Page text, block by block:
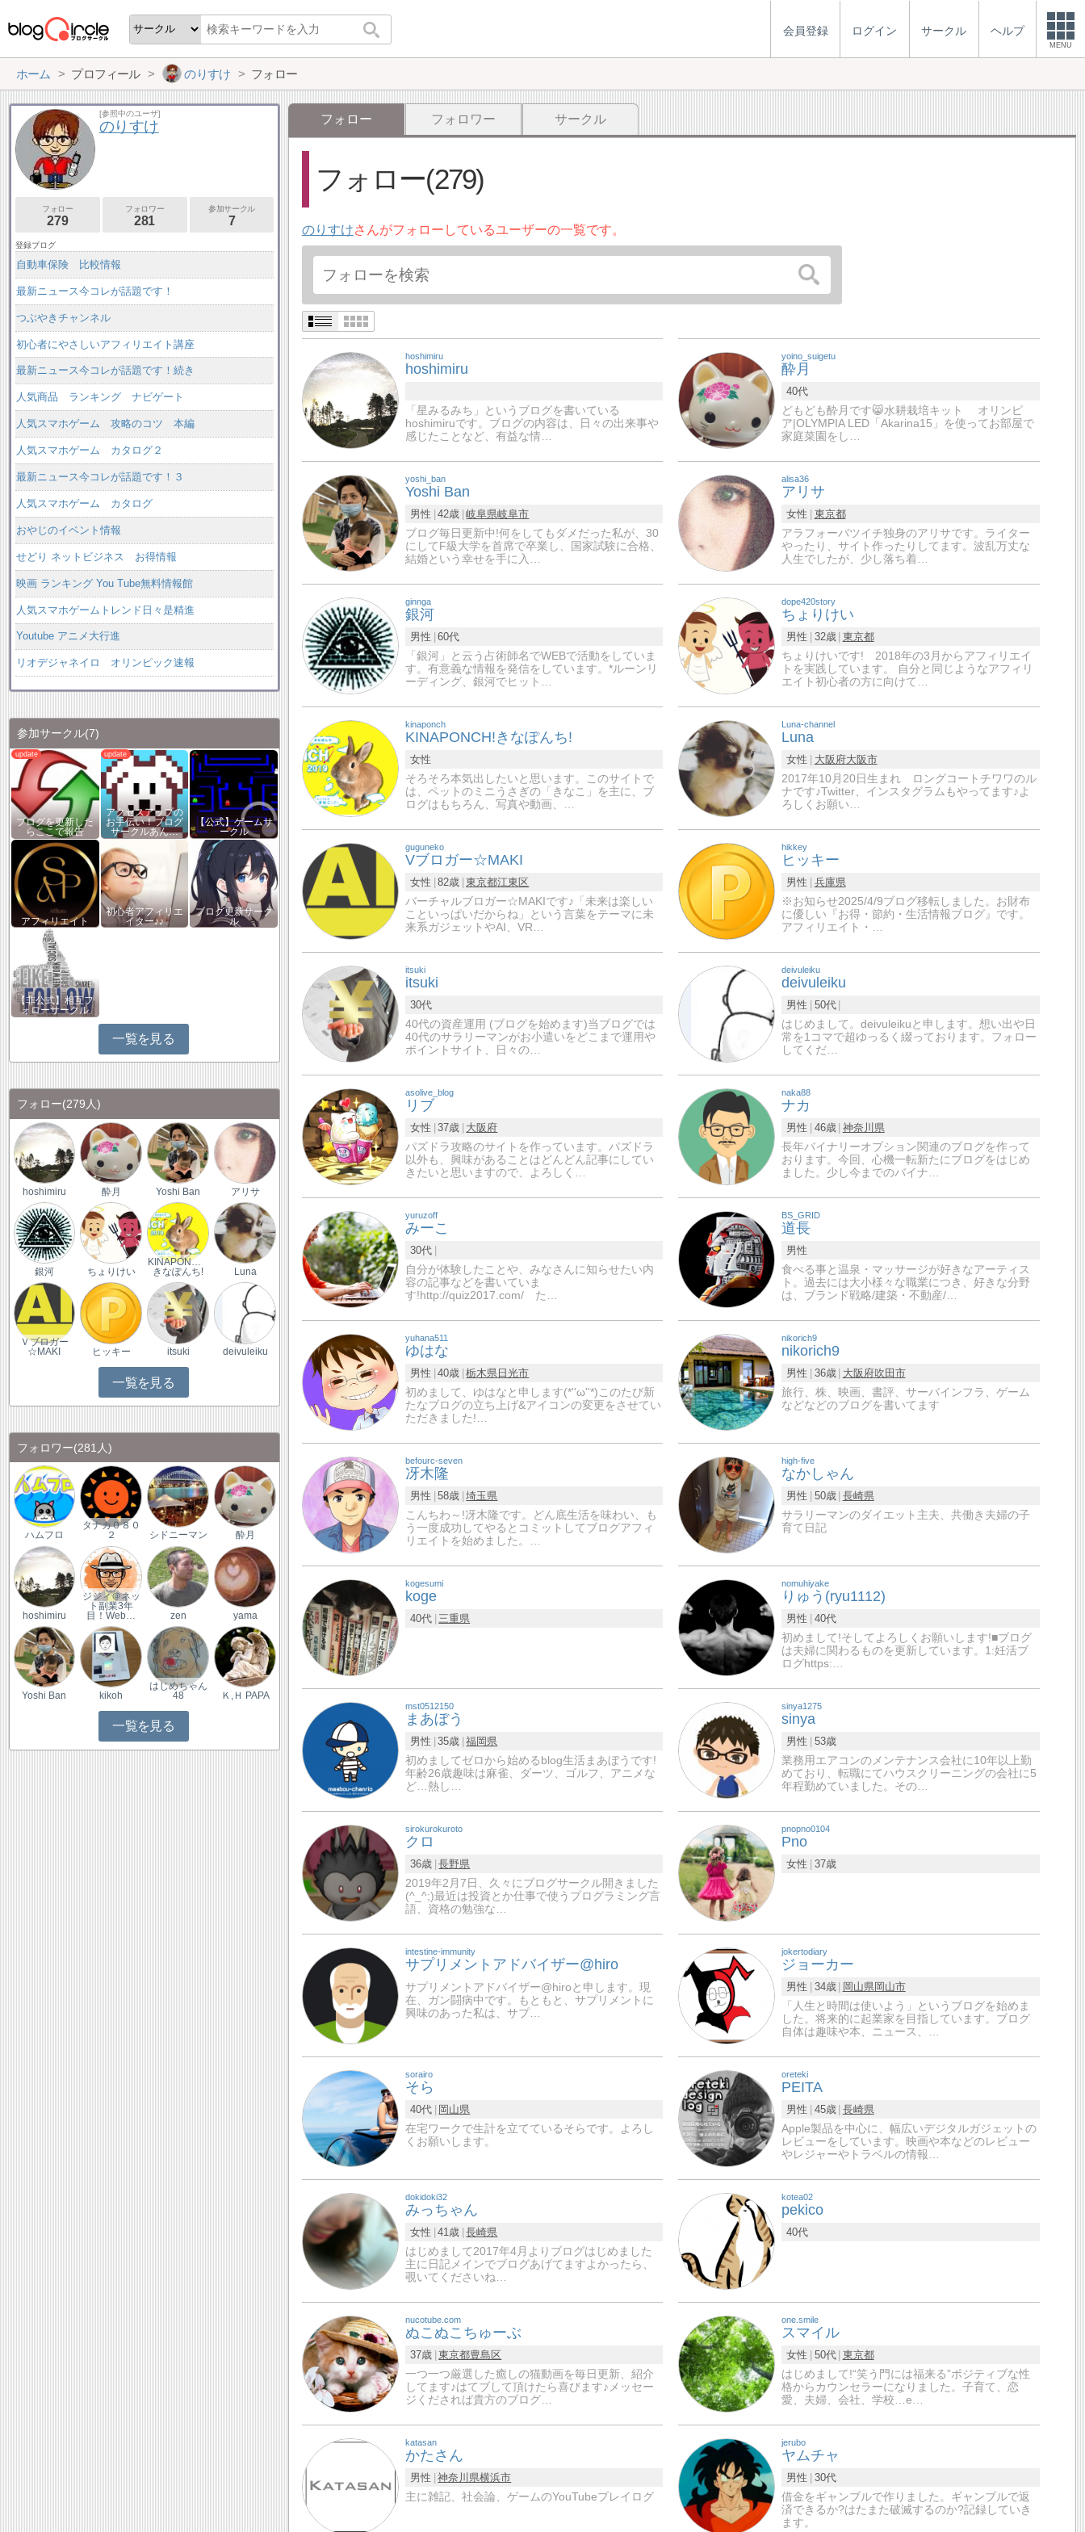
会員登録 ログイン サークル ヘルプ
MENU
ホーム プロフィール のりすけ フォロー
フォロー フォロワー サークル
フォロー(279)
のりすけさんがフォローしているユーザーの一覧です。
hoshimiru
hoshimiru
「星みるみち」というブログを書いている
hoshimiruです。ブログの内容は、日々の出来事や
感じたことなど、有益な情…
yoino_suigetu
酔月
40代
どもども酔月です😸水耕栽培キット オリンピ
ア|OLYMPIA LED「Akarina15」を使ってお部屋で
家庭菜園をし…
yoshi_ban
Yoshi Ban
男性 42歳 岐阜県岐阜市
ブログ毎日更新中!何をしてもダメだった私が、30
にしてF級大学を首席で卒業し、国家試験に合格、
結婚という幸せを手に入…
alisa36
アリサ
女性
東京都
アラフォーバツイチ独身のアリサです。ライター
やったり、サイト作ったりしてます。波乱万丈な
人生でしたが、少し落ち着…
ginnga
銀河
男性
60代
「銀河」と云う占術師名でWEBで活動をしていま
す。有意義な情報を発信をしています。*ルーンリ
ーディング、銀河でヒット…
dope420story
ちょりけい
男性 32歳 東京都
ちょりけいです! 2018年の3月からアフィリエイ
トを実践しています。 自分と同じようなアフィリ
エイト初心者の方に向けて…
kinaponch
KINAPONCH!きなぽんち!
女性
そろそろ本気出したいと思います。このサイトで
は、ペットのミニうさぎの「きなこ」を主に、ブ
ログはもちろん、写真や動画、…
Luna-channel
Luna
女性 大阪府大阪市
2017年10月20日生まれ ロングコートチワワのル
ナです♪Twitter、インスタグラムもやってます♪よ
ろしくお願い…
guguneko
Vブロガー☆MAKI
女性 82歳 東京都江東区
バーチャルブロガー☆MAKIです♪「未来は楽しい
こといっぱいだからね」という言葉をテーマに未
来系ガジェットやAI、VR…
hikkey
ヒッキー
男性
兵庫県
※お知らせ2025/4/9ブログ移転しました。お財布
に優しい『お得・節約・生活情報ブログ』です。
アフィリエイト・…
itsuki
itsuki
30代
40代の資産運用 (ブログを始めます)当ブログでは
40代のサラリーマンがお小遣いをどこまで運用や
ポイントサイト、日々の…
deivuleiku
deivuleiku
男性
50代
はじめまして。deivuleikuと申します。想い出や日
常を1コマで超ゆっるく綴っております。フォロー
してくだ…
asolive_blog
リブ
女性 37歳 大阪府
パズドラ攻略のサイトを作っています。パズドラ
以外も、興味があることはどんどん記事にしてい
きたいと思いますので、よろしく…
naka88
ナカ
男性 46歳 神奈川県
長年バイナリーオプション関連のブログを作って
おります。今回、心機一転新たにブログをはじめ
ました。少し今までのバイナ…
yuruzoff
みーこ
30代
自分が体験したことや、みなさんに知らせたい内
容の記事などを書いていま
す!http://quiz2017.com/ た…
BS_GRID
道長
男性
食べる事と温泉・マッサージが好きなアーティス
ト。過去には大小様々な職業につき、好きな分野
は、ブランド戦略/建築・不動産/…
yuhana511
ゆはな
男性 40歳 栃木県 日光市
初めまして、ゆはなと申します(*''ω''*)このたび新
たなブログの立ち上げ&アイコンの変更をさせてい
ただきました!…
nikorich9
nikorich9
男性 36歳 大阪府吹田市
旅行、株、映画、書評、サーバインフラ、ゲーム
などなどのブログを書いてます
befourc-seven
冴木隆
男性 58歳 埼玉県
こんちわ～!冴木隆です。どん底生活を味わい、も
う一度成功してやるとコミットしてブログアフィ
リエイトを始めました。…
high-five
なかしゃん
男性 50歳 長崎県
サラリーマンのダイエット主夫、共働き夫婦の子
育て日記
kogesumi
koge
40代 三重県
nomuhiyake
りゅう(ryu1112)
男性
40代
初めまして!そしてよろしくお願いします!■ブログ
は夫婦に関わるものを更新しています。1:妊活ブ
ログhttps:…
mst0512150
まあぼう
男性 35歳 福岡県
初めましてゼロから始めるblog生活まあぼうです!
年齢26歳趣味は麻雀、ダーツ、ゴルフ、アニメな
ど…熱し…
sinya1275
sinya
男性
53歳
業務用エアコンのメンテナンス会社に10年以上勤
めており、転職にてハウスクリーニングの会社に5
年程勤めていました。その…
sirokurokuroto
クロ
36歳 長野県
2019年2月7日、久々にブログサークル開きました
(^_^;)最近は投資とか仕事で使うプログラミング言
語、資格の勉強な…
pnopno0104
Pno
女性 37歳
intestine-immunity
サプリメントアドバイザー@hiro
サプリメントアドバイザー@hiroと申します。現
在、ガン闘病中です。もともと、サプリメントに
興味のあった私は、サプ…
jokertodiary
ジョーカー
男性 34歳 岡山県岡山市
「人生と時間は使いよう」というブログを始めま
した。将来的に起業家を目指しています。ブログ
自体は趣味や本、ニュース、…
sorairo
そら
40代
岡山県
在宅ワークで生計を立てているそらです。よろし
くお願いします。
oreteki
PEITA
男性 45歳 長崎県
Apple製品を中心に、幅広いデジタルガジェットの
レビューをしています。映画や本などのレビュー
やレジャーやトラベルの情報…
dokidoki32
みっちゃん
女性 41歳 長崎県
はじめまして2017年4月よりブログはじめました
主に日記メインでブログあげてますよかったら、
覗いてくださいね…
kotea02
pekico
40代
nucotube.com
ぬこぬこちゅーぶ
37歳 東京都豊島区
一つ一つ厳選した癒しの猫動画を毎日更新、紹介
してます♪はてブして頂けたら喜びます♪メッセー
ジくだされば貴方のブログ…
one.smile
スマイル
女性 50代 東京都
はじめまして!“笑う門には福来る”ポジティブな性
格からカウンセラーになりました。子育て、恋
愛、夫婦、会社、学校…e…
katasan
かたさん
男性 神奈川県横浜市
主に雑記、社会論、ゲームのYouTubeプレイログ
jerubo
ヤムチャ
男性
30代
借金をギャンブルで作りました。ギャンブルで返
済できるか?はたまた破滅するのか?記録していき
ます。
[参照中のユーザ]
のりすけ
フォロー
279
フォロワー
281
参加サークル
7
登録ブログ
自動車保険 比較情報
最新ニュース今コレが話題です！
つぶやきチャンネル
初心者にやさしいアフィリエイト講座
最新ニュース今コレが話題です！続き
人気商品 ランキング ナビゲート
人気スマホゲーム 攻略のコツ 本編
人気スマホゲーム カタログ２
最新ニュース今コレが話題です！３
人気スマホゲーム カタログ
おやじのイベント情報
せどり ネットビジネス お得情報
映画 ランキング You Tube無料情報館
人気スマホゲームトレンド日々是精進
Youtube アニメ大行進
リオデジャネイロ オリンピック速報
参加サークル(7)
ブログを更新した
らここで報告
アクセスアップの
お手伝い！ブログ
サークルあん…
【公式】ゲームサ
ークル
アフィリエイト
初心者アフィリエ
イター♪♪
ブログ更新サーク
ル
【非公式】相互フ
ォローサークル
一覧を見る
フォロー(279人)
hoshimiru 酔月 Yoshi Ban アリサ
銀河 ちょりけい
KINAPONCH!
きなぽんち!
Luna
Ｖブロガー
☆MAKI
ヒッキー itsuki deivuleiku
一覧を見る
フォロワー(281人)
ハムフロ
タナカ０８０
２
シドニーマン 酔月
hoshimiru
ジジィ＠ネッ
ト副業3年
目！Web…
zen yama
Yoshi Ban kikoh
はじめちゃん
48
Ｋ,Ｈ PAPA
一覧を見る